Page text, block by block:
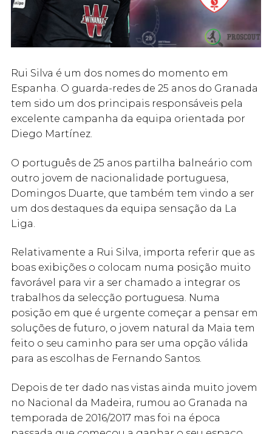
Rui Silva é um dos nomes do momento em
Espanha. O guarda-redes de 25 anos do Granada
tem sido um dos principais responsáveis pela
excelente campanha da equipa orientada por
Diego Martínez.
O português de 25 anos partilha balneário com
outro jovem de nacionalidade portuguesa,
Domingos Duarte, que também tem vindo a ser
um dos destaques da equipa sensação da La
Liga.
Relativamente a Rui Silva, importa referir que as
boas exibições o colocam numa posição muito
favorável para vir a ser chamado a integrar os
trabalhos da selecção portuguesa. Numa
posição em que é urgente começar a pensar em
soluções de futuro, o jovem natural da Maia tem
feito o seu caminho para ser uma opção válida
para as escolhas de Fernando Santos.
Depois de ter dado nas vistas ainda muito jovem
no Nacional da Madeira, rumou ao Granada na
temporada de 2016/2017 mas foi na época